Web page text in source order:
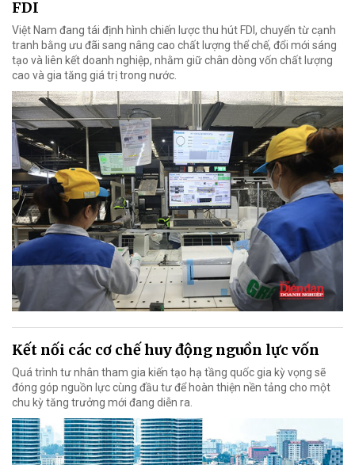
FDI
Việt Nam đang tái định hình chiến lược thu hút FDI, chuyển từ cạnh
tranh bằng ưu đãi sang nâng cao chất lượng thể chế, đổi mới sáng
tạo và liên kết doanh nghiệp, nhằm giữ chân dòng vốn chất lượng
cao và gia tăng giá trị trong nước.
Kết nối các cơ chế huy động nguồn lực vốn
Quá trình tư nhân tham gia kiến tạo hạ tầng quốc gia kỳ vọng sẽ
đóng góp nguồn lực cùng đầu tư để hoàn thiện nền tảng cho một
chu kỳ tăng trưởng mới đang diễn ra.